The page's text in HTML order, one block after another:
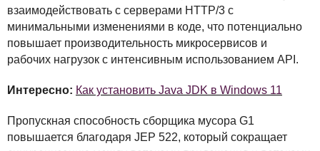
взаимодействовать с серверами HTTP/3 с
минимальными изменениями в коде, что потенциально
повышает производительность микросервисов и
рабочих нагрузок с интенсивным использованием API .
Интересно: Как установить Java JDK в Windows 11
Пропускная способность сборщика мусора G1
повышается благодаря JEP 522, который сокращает